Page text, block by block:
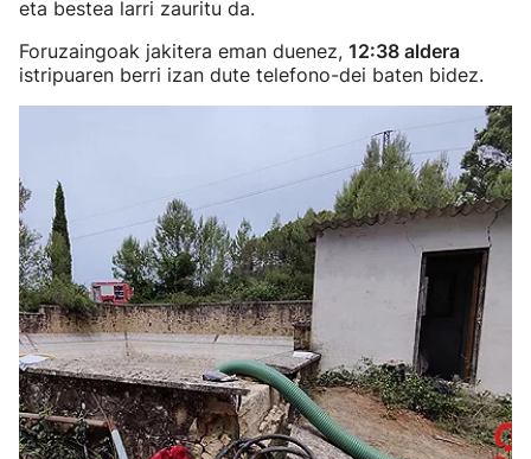
eta bestea larri zauritu da.
Foruzaingoak jakitera eman duenez, 12:38 aldera
istripuaren berri izan dute telefono-dei baten bidez.